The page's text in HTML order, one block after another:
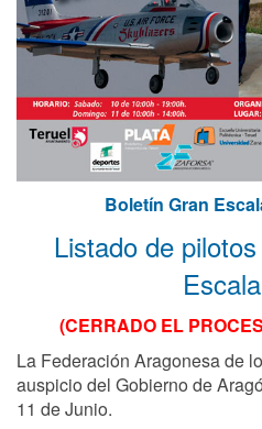
Boletín Gran
Listado de
(CERRADO EL
La Federación Aragonesa de
auspicio del Gobierno de
11 de Junio.